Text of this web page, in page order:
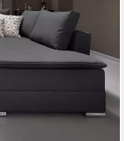
Boxspringbett